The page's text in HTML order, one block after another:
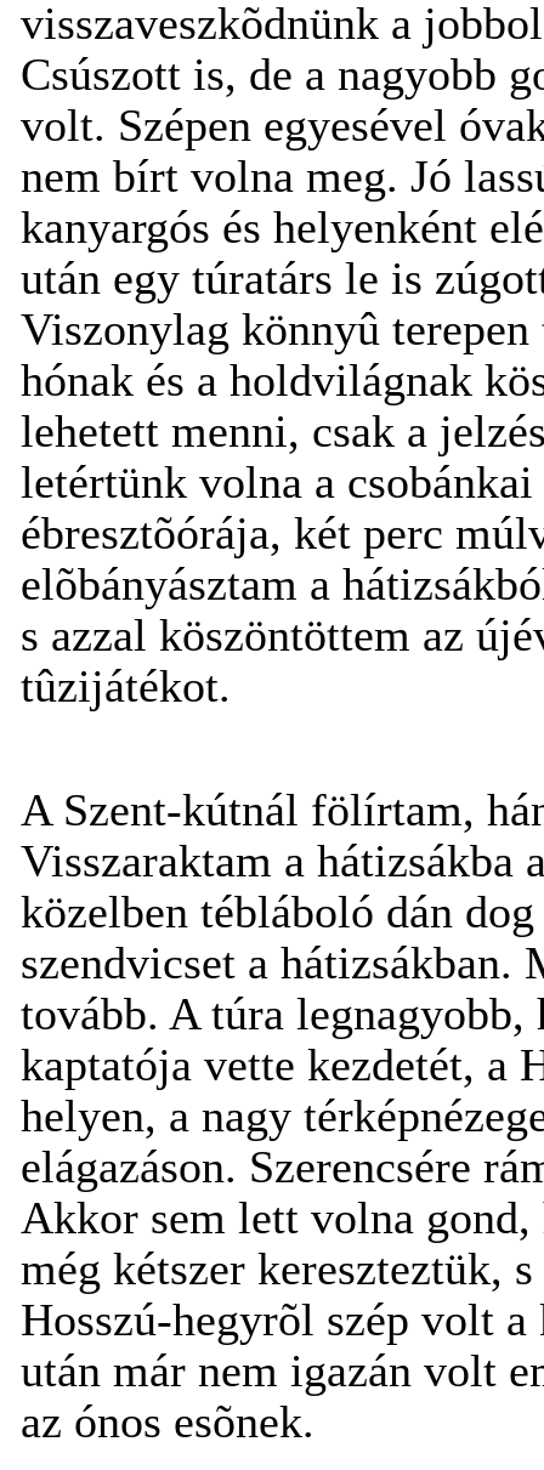
visszaveszkõdnünk a
Csúszott is, de a nagyobb
volt. Szépen egyesével
nem bírt volna meg. Jó
kanyargós és helyenként
után egy túratárs le is
Viszonylag könnyû
hónak és a holdvilágnak
lehetett menni, csak a
letértünk volna a
ébresztõórája, két perc
elõbányásztam a
s azzal köszöntöttem az
tûzijátékot.
A Szent-kútnál fölírtam,
Visszaraktam a
közelben tébláboló dán
szendvicset a hátizsákban.
tovább. A túra legnagyobb,
kaptatója vette kezdetét, a
helyen, a nagy
elágazáson. Szerencsére
Akkor sem lett volna
még kétszer kereszteztük,
Hosszú-hegyrõl szép volt
után már nem igazán volt
az ónos esõnek.